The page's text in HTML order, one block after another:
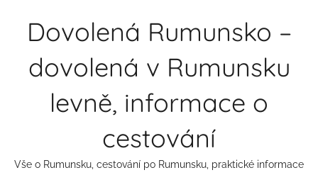
Dovolená Rumunsko –
dovolená v Rumunsku
levně, informace o
cestování
Vše o Rumunsku, cestování po Rumunsku, praktické informace